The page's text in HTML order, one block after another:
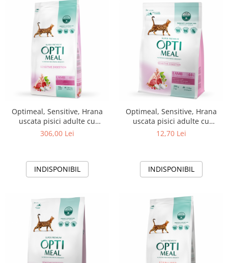
Optimeal, Sensitive, Hrana
uscata pisici adulte cu
digestie sensibila, Miel, 10kg
306,00 Lei
INDISPONIBIL
Optimeal, Sensitive, Hrana
uscata pisici adulte cu
digestie sensibila, Miel, 200g
12,70 Lei
INDISPONIBIL